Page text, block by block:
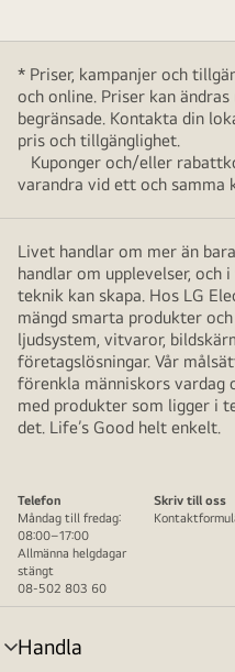
* Priser, kampanjer och
och online. Priser kan
begränsade. Kontakta din
pris och tillgänglighet.
Kuponger och/eller
varandra vid ett och samma
Livet handlar om mer än
handlar om upplevelser,
teknik kan skapa. Hos LG
mängd smarta produkter
ljudsystem, vitvaror,
företagslösningar. Vår
förenkla människors vardag
med produkter som ligger i
det. Life’s Good helt enkelt.
Telefon
Måndag till fredag:
08:00–17:00
Allmänna helgdagar
stängt
08-502 803 60
Skriv till oss
Handla
menyväxling